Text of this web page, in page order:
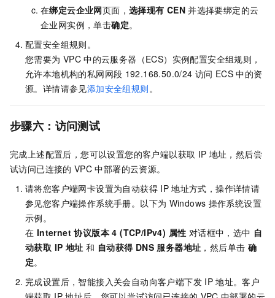
在绑定云企业网页面，选择现有 CEN 并选择要绑定的云
企业网实例，单击确定。
配置安全组规则。
您需要为 VPC 中的云服务器（ECS）实例配置安全组规则，
允许本地机构的私网网段 192.168.50.0/24 访问 ECS 中的资
源。详情请参见添加安全组规则。
步骤六：访问测试
完成上述配置后，您可以设置您的客户端以获取 IP 地址，然后尝
试访问已连接的 VPC 中部署的云资源。
请将您客户端网卡设置为自动获得 IP 地址方式，操作详情请
参见您客户端操作系统手册。以下为 Windows 操作系统设置
示例。
在 Internet 协议版本 4 (TCP/IPv4) 属性 对话框中，选中 自
动获取 IP 地址 和 自动获得 DNS 服务器地址 ，然后单击 确
定。
完成设置后，智能接入关会自动向客户端下发 IP 地址。客户